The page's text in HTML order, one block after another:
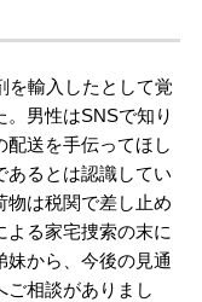
を輸入したとして覚
男性はSNSで知り
送を手伝ってほし
あるとは認識してい
物は税関で差し止め
よる家宅捜索の末に
から、今後の見通
ご相談がありまし